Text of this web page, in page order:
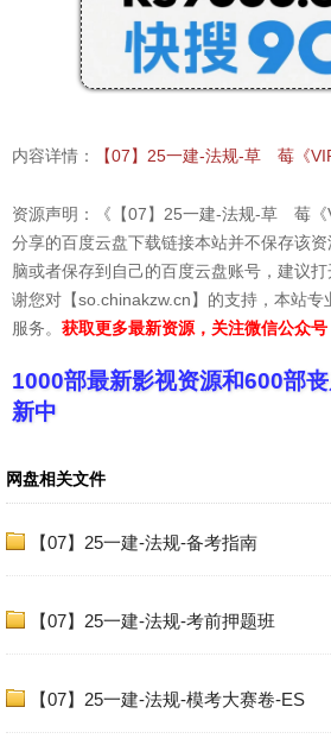
内容详情： 【07】25一建-法规-草 莓《
资源声明：《【07】25一建-法规-草 莓《
分享的百度云盘下载链接本站并不保存该
脑或者保存到自己的百度云盘账号，建议
谢您对【so.chinakzw.cn】的支持，本站
服务。 获取更多最新资源，关注微信公众
1000部最新影视资源和600部
新中
网盘相关文件
【07】25一建-法规-备考指南
【07】25一建-法规-考前押题班
【07】25一建-法规-模考大赛卷-ES